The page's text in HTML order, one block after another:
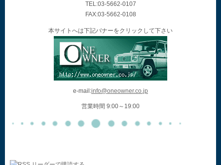
TEL:03-5662-0107
FAX:03-5662-0108
本サイトへは下記バナーをクリックして下さい
e-mail:info@oneowner.co.jp
営業時間 9:00～19:00